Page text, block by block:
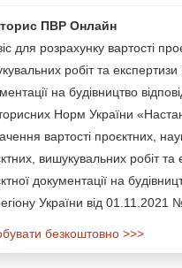
ПВР Онлайн
для розрахунку вартості
робіт та експертизи
на будівництво
Норм України
вартості проєктних,
вишукувальних робіт та
документації на
України від 01.11.2021
безкоштовно >>>